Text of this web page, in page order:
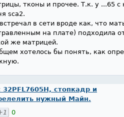
тконы и прочее. Т.к. у ...65
sca2.
в сети вроде как, что
на плате) подходила
же матрицей.
хотелось бы понять, как
32PFL7605H, стопкадр и
нужный Майн.
0